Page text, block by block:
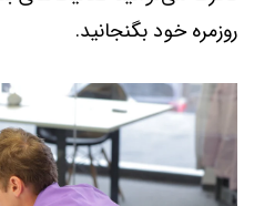
روزمره خود بگنجانید.